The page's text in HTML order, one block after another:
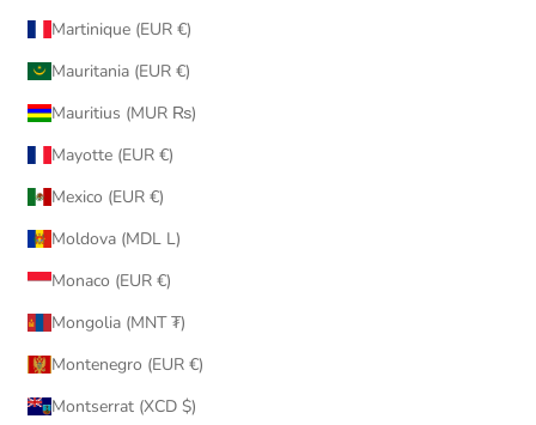
Martinique (EUR €)
Mauritania (EUR €)
Mauritius (MUR ₨)
Mayotte (EUR €)
Mexico (EUR €)
Moldova (MDL L)
Monaco (EUR €)
Mongolia (MNT ₮)
Montenegro (EUR €)
Montserrat (XCD $)